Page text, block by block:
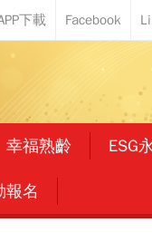
幸福熟齡 ESG
報名